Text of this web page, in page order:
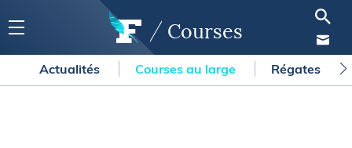
Courses
Actualités Courses au large Régates